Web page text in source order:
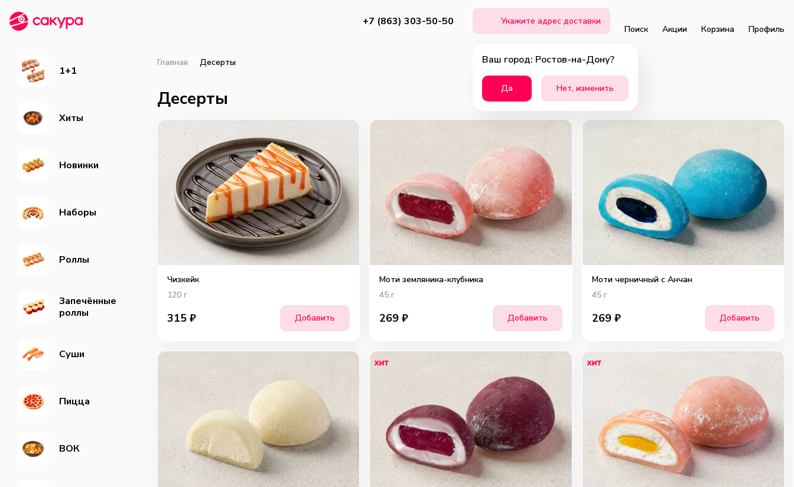
+7 (863) 303-50-50 Укажите адрес доставки
Ваш город: Ростов-на-Дону?
Да Нет, изменить
Поиск Акции Корзина Профиль
1+1
Хиты
Новинки
Наборы
Роллы
Запечённые
роллы
Суши
Пицца
ВОК
Главная Десерты
Десерты
Чизкейк
120 г
315 ₽ Добавить
Моти земляника-клубника
45 г
269₽ Добавить
Моти черничный с Анчан
45г
269 ₽ Добавить